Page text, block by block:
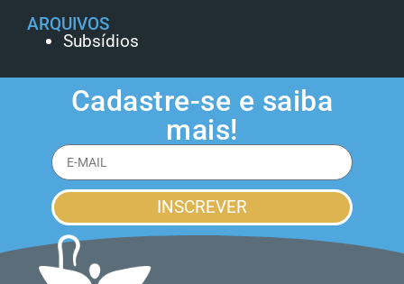
ARQUIVOS
Subsídios
Cadastre-se e saiba
mais!
INSCREVER